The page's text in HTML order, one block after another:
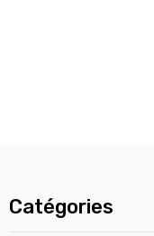
Catégories